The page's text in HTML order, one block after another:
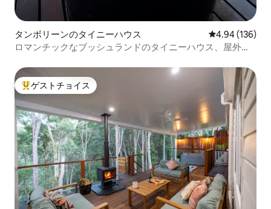
タンボリーンのタイニーハウス レビュー136
4.94 (136)
ロマンチックなブッシュランドのタイニーハウス、屋外バ
大好評のゲストチョイスです。
ゲストチョイス